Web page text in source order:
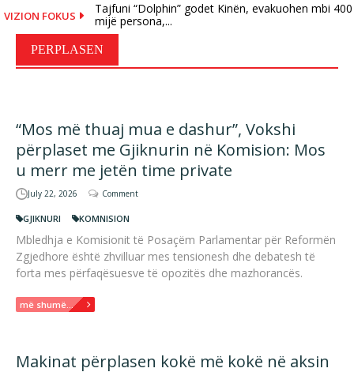
VIZION FOKUS
Tajfuni “Dolphin” godet Kinën, evakuohen mbi 400
mijë persona,...
Aksident tragjik në Peru, 13 viktima pas përplasjes
së...
PERPLASEN
“Mos më thuaj mua e dashur”, Vokshi
përplaset me Gjiknurin në Komision: Mos
u merr me jetën time private
July 22, 2026 Comment
GJIKNURI KOMNISION
Mbledhja e Komisionit të Posaçëm Parlamentar për Reformën
Zgjedhore është zhvilluar mes tensionesh dhe debatesh të
forta mes përfaqësuesve të opozitës dhe mazhorancës.
më shumë...
Makinat përplasen kokë më kokë në aksin